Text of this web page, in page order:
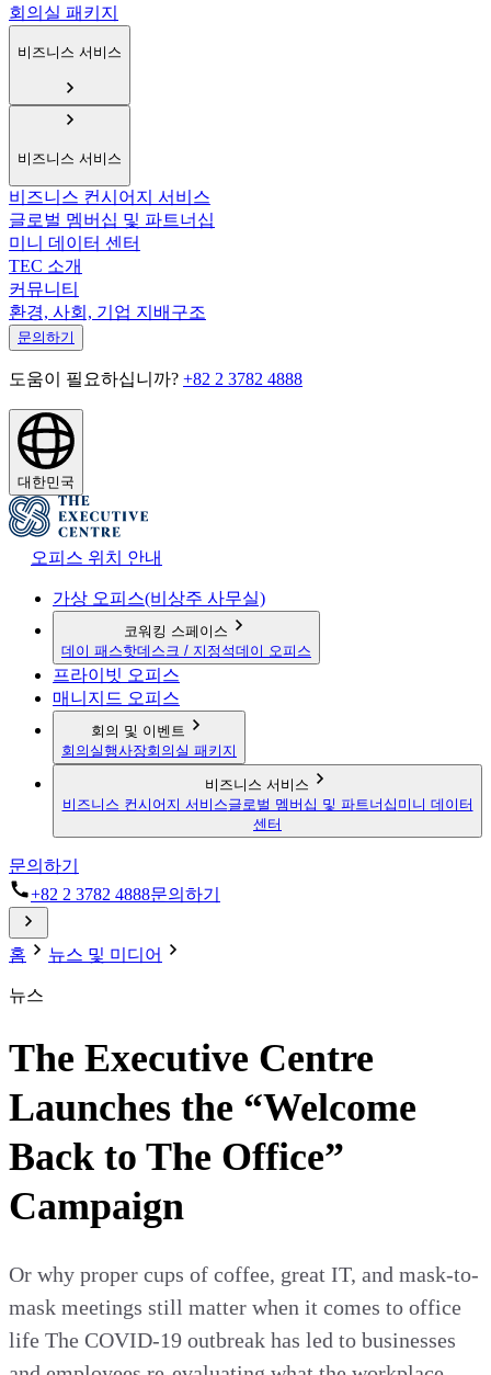
회의실 패키지
비즈니스 서비스
비즈니스 서비스
비즈니스 컨시어지 서비스
글로벌 멤버십 및 파트너십
미니 데이터 센터
TEC 소개
커뮤니티
환경, 사회, 기업 지배구조
문의하기
도움이 필요하십니까? +82 2 3782 4888
대한민국
오피스 위치 안내
가상 오피스(비상주 사무실)
코워킹 스페이스
데이 패스핫데스크 / 지정석데이 오피스
프라이빗 오피스
매니지드 오피스
회의 및 이벤트
회의실행사장회의실 패키지
비즈니스 서비스
비즈니스 컨시어지 서비스글로벌 멤버십 및 파트너십 미니 데이터
센터
문의하기
+82 2 3782 4888문의하기
홈 뉴스 및 미디어
뉴스
The Executive Centre
Launches the “Welcome
Back to The Office”
Campaign
Or why proper cups of coffee, great IT, and mask-to-
mask meetings still matter when it comes to office
life The COVID-19 outbreak has led to businesses